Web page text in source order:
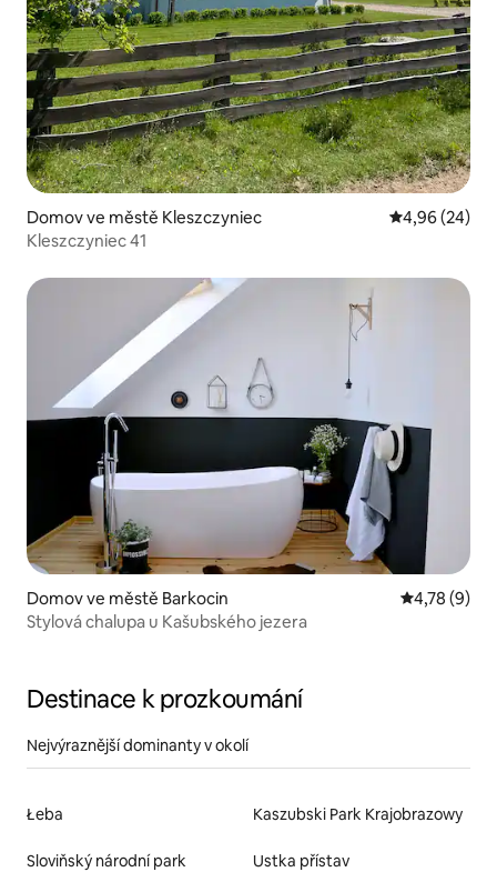
Domov ve městě Kleszczyniec Průměrné
4,96 (24)
Kleszczyniec 41
Domov ve městě Barkocin Průměrné
4,78 (9)
Stylová chalupa u Kašubského jezera
Destinace k prozkoumání
Nejvýraznější dominanty v okolí
Łeba Kaszubski Park Krajobrazowy
Sloviňský národní park Ustka přístav